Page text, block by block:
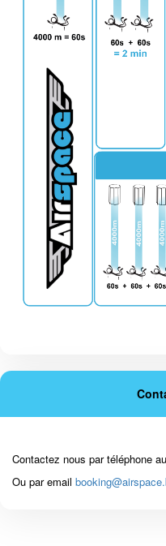
Contactez nous par téléphone au
Ou par email